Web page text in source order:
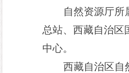
自然资源厅所
总站、西藏自治区
中心。
西藏自治区自